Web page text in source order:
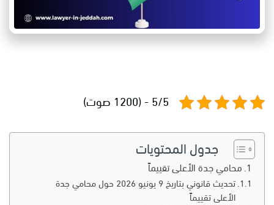
5/5 - (1200 صوت)
جدول المحتويات
محامي جدة الأعلى تقييماً
تحديث قانوني بتاريخ 9 يونيو 2026 حول محامي جدة
الأعلى تقييماً